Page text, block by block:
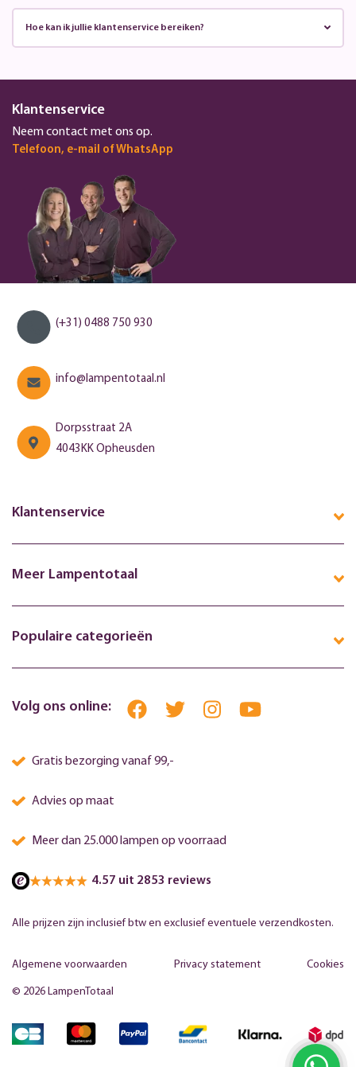
Hoe kan ik jullie klantenservice bereiken?
Klantenservice
Neem contact met ons op.
Telefoon, e-mail of WhatsApp
(+31) 0488 750 930
info@lampentotaal.nl
Dorpsstraat 2A
4043KK Opheusden
Klantenservice
Meer Lampentotaal
Populaire categorieën
Volg ons online:
Gratis bezorging vanaf 99,-
Advies op maat
Meer dan 25.000 lampen op voorraad
4.57 uit 2853 reviews
Alle prijzen zijn inclusief btw en exclusief eventuele verzendkosten.
© 2026 LampenTotaal
Algemene voorwaarden Privacy statement Cookies